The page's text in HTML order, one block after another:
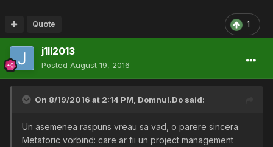
1
Quote
j1ll2013
Posted August 19, 2016
On 8/19/2016 at 2:14 PM, Domnul.Do said:
Un asemenea raspuns vreau sa vad, o parere sincera.
Metaforic vorbind: care ar fii un project management